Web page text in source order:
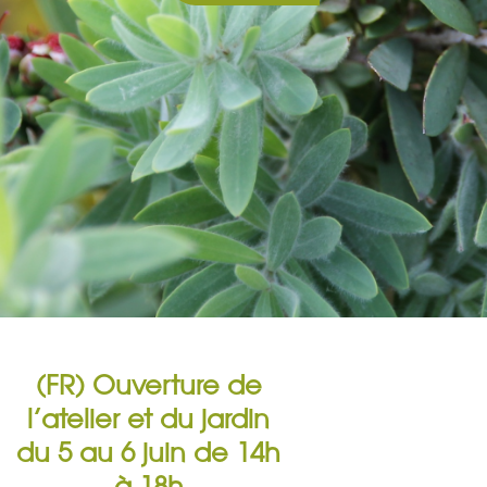
(FR) Ouverture de
l’atelier et du jardin
du 5 au 6 juin de 14h